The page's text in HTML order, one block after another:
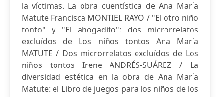
la víctimas. La obra cuentística de Ana María
Matute Francisca MONTIEL RAYO / "El otro niño
tonto" y "El ahogadito": dos microrrelatos
excluídos de Los niños tontos Ana María
MATUTE / Dos microrrelatos excluídos de Los
niños tontos Irene ANDRÉS-SUÁREZ / La
diversidad estética en la obra de Ana María
Matute: el Libro de juegos para los niños de los